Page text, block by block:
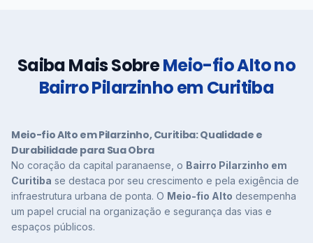
Saiba Mais SobreMeio-fio Alto no
Bairro Pilarzinho em Curitiba
Meio-fio Alto em Pilarzinho, Curitiba: Qualidade e
Durabilidade para Sua Obra
No coração da capital paranaense, o Bairro Pilarzinho em
Curitiba se destaca por seu crescimento e pela exigência de
infraestrutura urbana de ponta. O Meio-fio Alto desempenha
um papel crucial na organização e segurança das vias e
espaços públicos.